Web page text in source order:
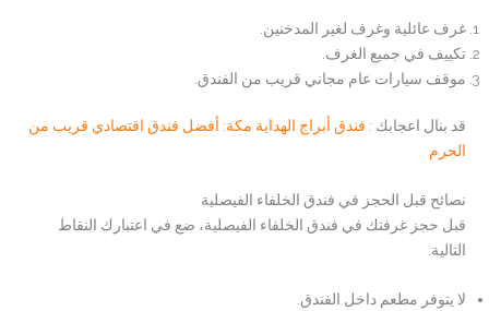
غرف عائلية وغرف لغير المدخنين.
تكييف في جميع الغرف.
موقف سيارات عام مجاني قريب من الفندق.
قد بنال اعجابك : فندق أبراج الهداية مكة: أفضل فندق اقتصادي قريب من
الحرم
نصائح قبل الحجز في فندق الخلفاء الفيصلية
قبل حجز غرفتك في فندق الخلفاء الفيصلية، ضع في اعتبارك النقاط
التالية:
لا يتوفر مطعم داخل الفندق.